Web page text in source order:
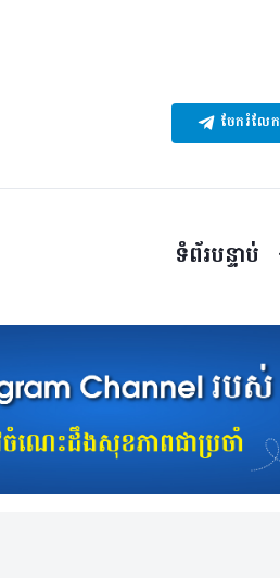
ចែករំលែក
ទំព័រ​បន្ទាប់